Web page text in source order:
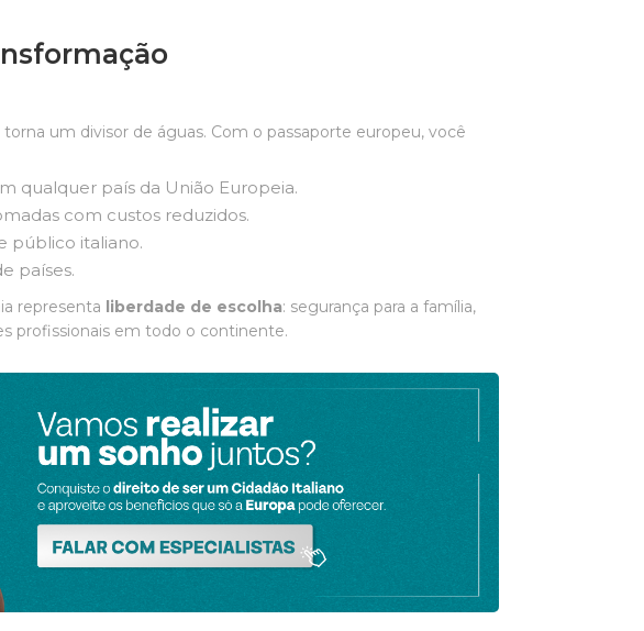
torna um divisor de águas. Com o passaporte europeu, você
qualquer país da União Europeia.
com custos reduzidos.
público italiano.
países.
representa liberdade de escolha: segurança para a família,
profissionais em todo o continente.